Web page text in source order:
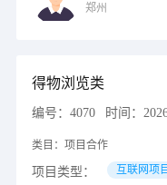
郑州
得物浏览类
编号： 4070 时间：
类目： 项目合作
项目类型： 互联网项目